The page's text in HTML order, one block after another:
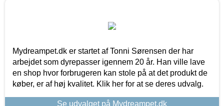
Mydreampet.dk er startet af Tonni Sørensen der har
arbejdet som dyrepasser igennem 20 år. Han ville lave
en shop hvor forbrugeren kan stole på at det produkt de
køber, er af høj kvalitet. Klik her for at se deres udvalg.
Se udvalget på Mydreampet.dk